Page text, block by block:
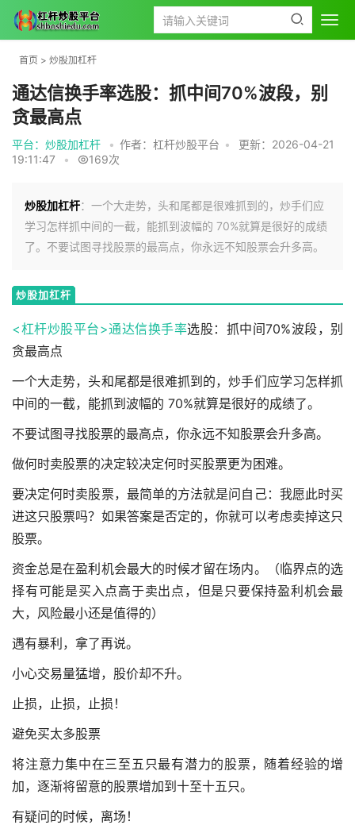
首页 > 炒股加杠杆
通达信换手率选股：抓中间70%波段，别
贪最高点
平台：炒股加杠杆 • 作者：杠杆炒股平台 •
更新：2026-04-21
19:11:47
• 169次
炒股加杠杆：一个大走势，头和尾都是很难抓到的，炒手们应
学习怎样抓中间的一截，能抓到波幅的 70%就算是很好的成绩
了。不要试图寻找股票的最高点，你永远不知股票会升多高。
炒股加杠杆
<杠杆炒股平台>通达信换手率选股：抓中间70%波段，别
贪最高点
一个大走势，头和尾都是很难抓到的，炒手们应学习怎样抓
中间的一截，能抓到波幅的 70%就算是很好的成绩了。
不要试图寻找股票的最高点，你永远不知股票会升多高。
做何时卖股票的决定较决定何时买股票更为困难。
要决定何时卖股票，最简单的方法就是问自己：我愿此时买
进这只股票吗？如果答案是否定的，你就可以考虑卖掉这只
股票。
资金总是在盈利机会最大的时候才留在场内。（临界点的选
择有可能是买入点高于卖出点，但是只要保持盈利机会最
大，风险最小还是值得的）
遇有暴利，拿了再说。
小心交易量猛增，股价却不升。
止损，止损，止损！
避免买太多股票
将注意力集中在三至五只最有潜力的股票，随着经验的增
加，逐渐将留意的股票增加到十至十五只。
有疑问的时候，离场！